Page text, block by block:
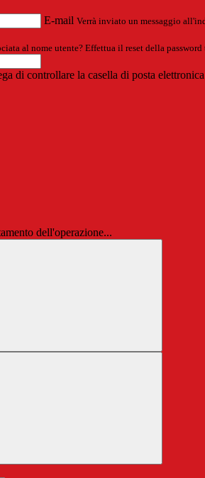
E-mail Verrà inviato un messaggio
al nome utente? Effettua il reset della
di controllare la casella di posta
dell'operazione...